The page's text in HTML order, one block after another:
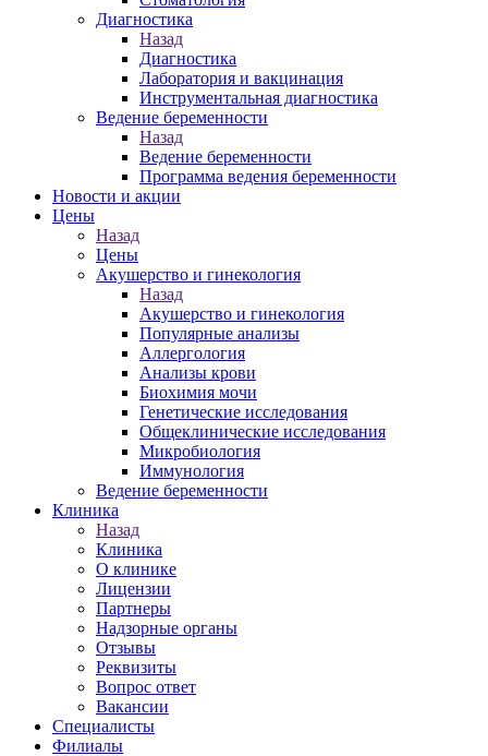
Диагностика
Назад
Диагностика
Лаборатория и вакцинация
Инструментальная диагностика
Ведение беременности
Назад
Ведение беременности
Программа ведения беременности
Новости и акции
Цены
Назад
Цены
Акушерство и гинекология
Назад
Акушерство и гинекология
Популярные анализы
Аллергология
Анализы крови
Биохимия мочи
Генетические исследования
Общеклинические исследования
Микробиология
Иммунология
Ведение беременности
Клиника
Назад
Клиника
О клинике
Лицензии
Партнеры
Надзорные органы
Отзывы
Реквизиты
Вопрос ответ
Вакансии
Специалисты
Филиалы